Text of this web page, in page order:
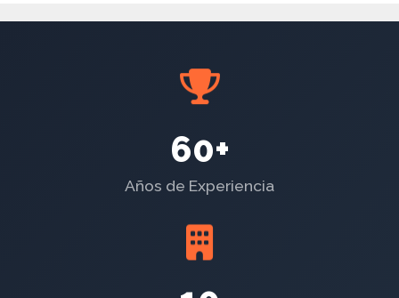
60+
Años de Experiencia